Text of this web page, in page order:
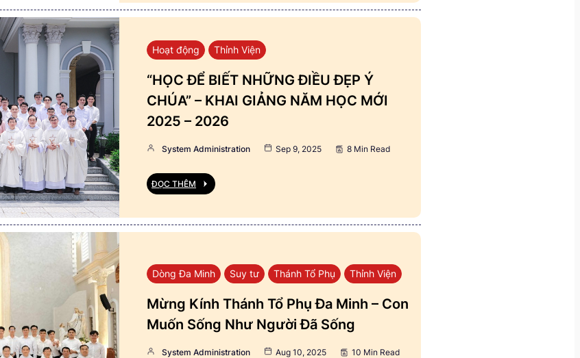
Hoạt động Thỉnh Viện
“HỌC ĐỂ BIẾT NHỮNG ĐIỀU ĐẸP Ý
CHÚA” – KHAI GIẢNG NĂM HỌC MỚI
2025 – 2026
System Administration Sep 9, 2025 8 Min Read
ĐỌC THÊM
Dòng Đa Minh Suy tư Thánh Tổ Phụ Thỉnh Viện
Mừng Kính Thánh Tổ Phụ Đa Minh – Con
Muốn Sống Như Người Đã Sống
System Administration Aug 10, 2025 10 Min Read